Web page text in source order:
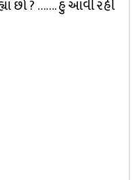
છો ? ……. હું આવી રહી